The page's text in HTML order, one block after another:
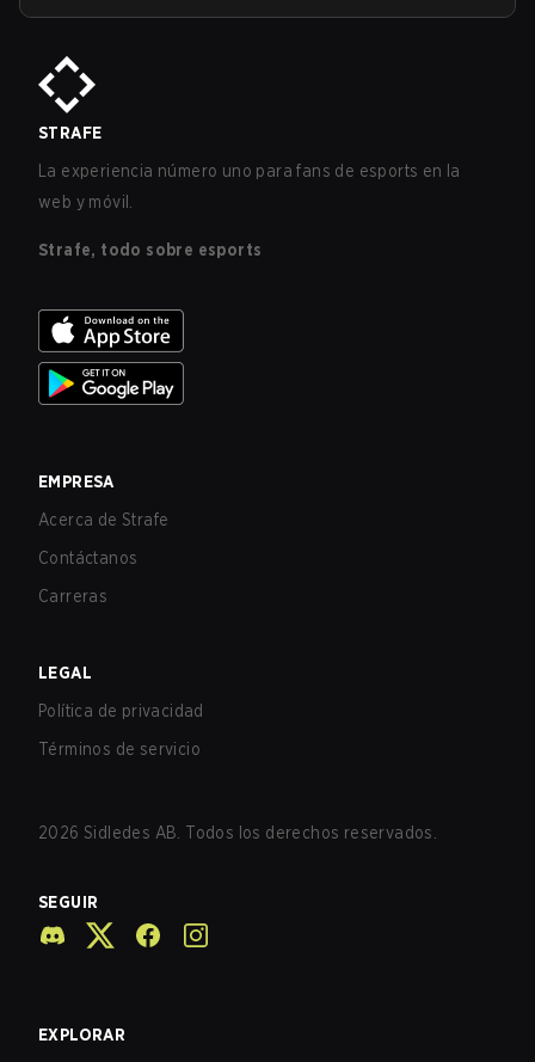
STRAFE
La experiencia número uno para fans de esports en la
web y móvil.
Strafe, todo sobre esports
EMPRESA
Acerca de Strafe
Contáctanos
Carreras
LEGAL
Política de privacidad
Términos de servicio
2026 Sidledes AB. Todos los derechos reservados.
SEGUIR
EXPLORAR